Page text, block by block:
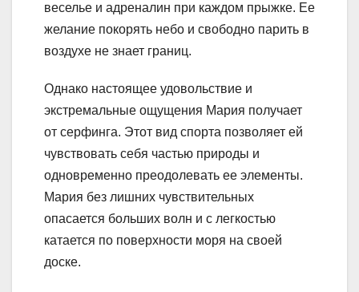
веселье и адреналин при каждом прыжке. Ее
желание покорять небо и свободно парить в
воздухе не знает границ.
Однако настоящее удовольствие и
экстремальные ощущения Мария получает
от серфинга. Этот вид спорта позволяет ей
чувствовать себя частью природы и
одновременно преодолевать ее элементы.
Мария без лишних чувствительных
опасается больших волн и с легкостью
катается по поверхности моря на своей
доске.